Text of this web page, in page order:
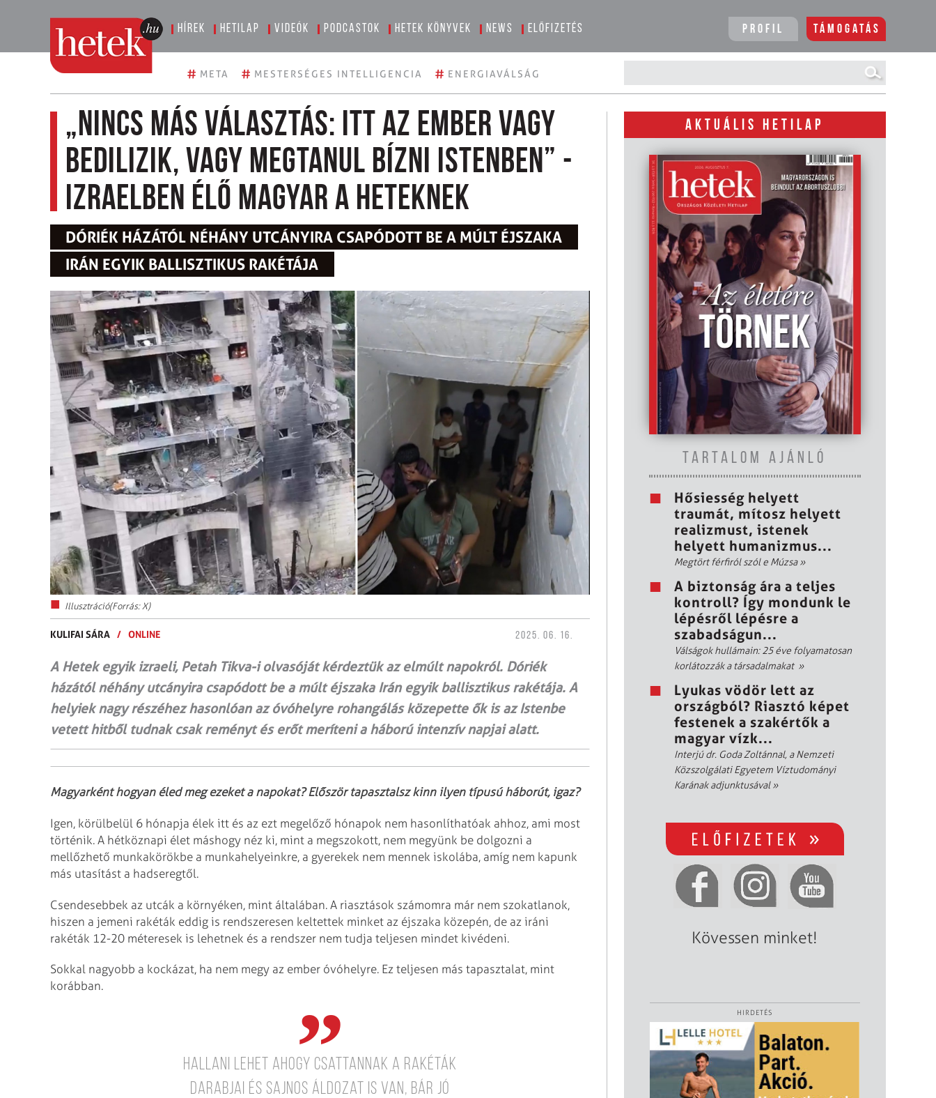
Hírek Hetilap Videók Podcastok Hetek könyvek News Előfizetés Profil Támogatás
# META # MESTERSÉGES INTELLIGENCIA # ENERGIAVÁLSÁG
„Nincs más választás: itt az ember vagy
bedilizik, vagy megtanul bízni Istenben” -
Izraelben élő magyar a Heteknek
DÓRIÉK HÁZÁTÓL NÉHÁNY UTCÁNYIRA CSAPÓDOTT BE A MÚLT ÉJSZAKA
IRÁN EGYIK BALLISZTIKUS RAKÉTÁJA
Illusztráció(Forrás: X)
KULIFAI SÁRA / ONLINE 2025. 06. 16.
A Hetek egyik izraeli, Petah Tikva-i olvasóját kérdeztük az elmúlt napokról. Dóriék
házától néhány utcányira csapódott be a múlt éjszaka Irán egyik ballisztikus rakétája. A
helyiek nagy részéhez hasonlóan az óvóhelyre rohangálás közepette ők is az Istenbe
vetett hitből tudnak csak reményt és erőt meríteni a háború intenzív napjai alatt.
Magyarként hogyan éled meg ezeket a napokat? Először tapasztalsz kinn ilyen típusú háborút, igaz?
Igen, körülbelül 6 hónapja élek itt és az ezt megelőző hónapok nem hasonlíthatóak ahhoz, ami most
történik. A hétköznapi élet máshogy néz ki, mint a megszokott, nem megyünk be dolgozni a
mellőzhető munkakörökbe a munkahelyeinkre, a gyerekek nem mennek iskolába, amíg nem kapunk
más utasítást a hadseregtől.
Csendesebbek az utcák a környéken, mint általában. A riasztások számomra már nem szokatlanok,
hiszen a jemeni rakéták eddig is rendszeresen keltettek minket az éjszaka közepén, de az iráni
rakéták 12-20 méteresek is lehetnek és a rendszer nem tudja teljesen mindet kivédeni.
Sokkal nagyobb a kockázat, ha nem megy az ember óvóhelyre. Ez teljesen más tapasztalat, mint
korábban.
Hallani lehet ahogy csattannak a rakéták
darabjai és sajnos áldozat is van, bár jó
AKTUÁLIS HETILAP
TARTALOM AJÁNLÓ
Hősiesség helyett
traumát, mítosz helyett
realizmust, istenek
helyett humanizmus...
Megtört férfiról szól e Múzsa»
A biztonság ára a teljes
kontroll? Így mondunk le
lépésről lépésre a
szabadságun...
Válságok hullámain: 25 éve folyamatosan
korlátozzák a társadalmakat »
Lyukas vödör lett az
országból? Riasztó képet
festenek a szakértők a
magyar vízk...
Interjú dr. Goda Zoltánnal, a Nemzeti
Közszolgálati Egyetem Víztudományi
Karának adjunktusával»
Kövessen minket!
HIRDETÉS